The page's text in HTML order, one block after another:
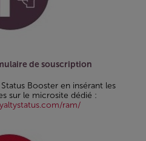
de souscription
Booster en insérant les
sur le microsite dédié :
ram/